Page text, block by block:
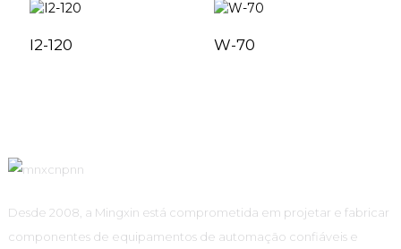
I2-120 W-70
Desde 2008, a Mingxin está comprometida em projetar e fabricar
componentes de equipamentos de automação confiáveis ​​e